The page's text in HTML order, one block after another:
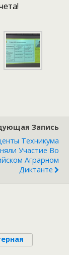
Запись
Техникума
Участие Во
Аграрном
Диктанте